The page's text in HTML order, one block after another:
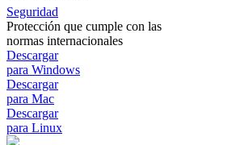
Seguridad
Protección que cumple con las
normas internacionales
Descargar
para Windows
Descargar
para Mac
Descargar
para Linux